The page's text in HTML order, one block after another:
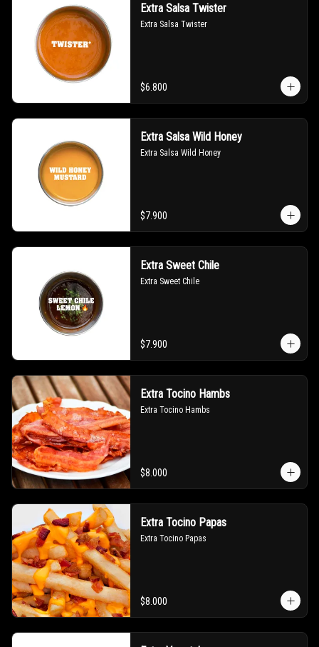
Extra Salsa Twister
Extra Salsa Twister
$6.800
Extra Salsa Wild Honey
Extra Salsa Wild Honey
$7.900
Extra Sweet Chile
Extra Sweet Chile
$7.900
Extra Tocino Hambs
Extra Tocino Hambs
$8.000
Extra Tocino Papas
Extra Tocino Papas
$8.000